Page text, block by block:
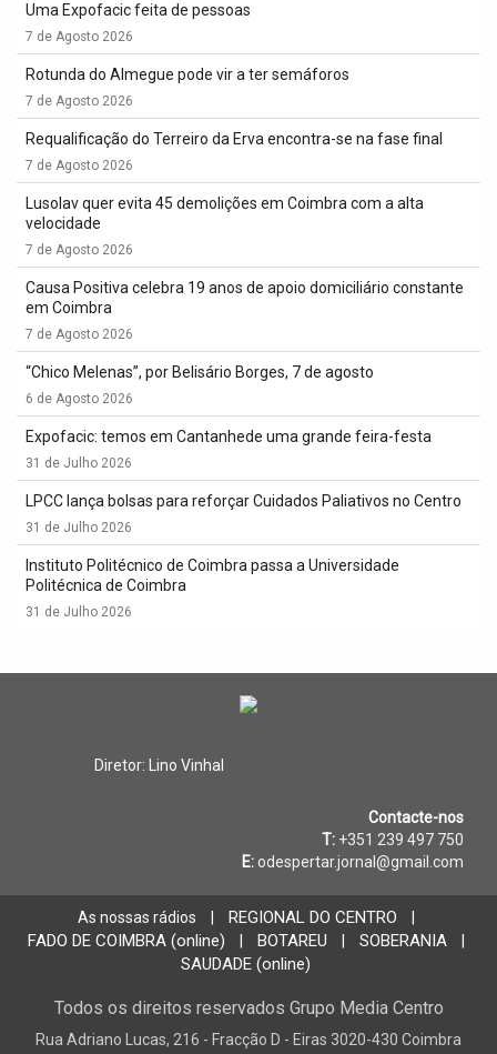
Uma Expofacic feita de pessoas
7 de Agosto 2026
Rotunda do Almegue pode vir a ter semáforos
7 de Agosto 2026
Requalificação do Terreiro da Erva encontra-se na fase final
7 de Agosto 2026
Lusolav quer evita 45 demolições em Coimbra com a alta
velocidade
7 de Agosto 2026
Causa Positiva celebra 19 anos de apoio domiciliário constante
em Coimbra
7 de Agosto 2026
“Chico Melenas”, por Belisário Borges, 7 de agosto
6 de Agosto 2026
Expofacic: temos em Cantanhede uma grande feira-festa
31 de Julho 2026
LPCC lança bolsas para reforçar Cuidados Paliativos no Centro
31 de Julho 2026
Instituto Politécnico de Coimbra passa a Universidade
Politécnica de Coimbra
31 de Julho 2026
Diretor: Lino Vinhal
Contacte-nos
T: +351 239 497 750
E: odespertar.jornal@gmail.com
As nossas rádios REGIONAL DO CENTRO
FADO DE COIMBRA (online) BOTAREU SOBERANIA
SAUDADE (online)
Todos os direitos reservados Grupo Media Centro
Rua Adriano Lucas, 216 - Fracção D - Eiras 3020-430 Coimbra